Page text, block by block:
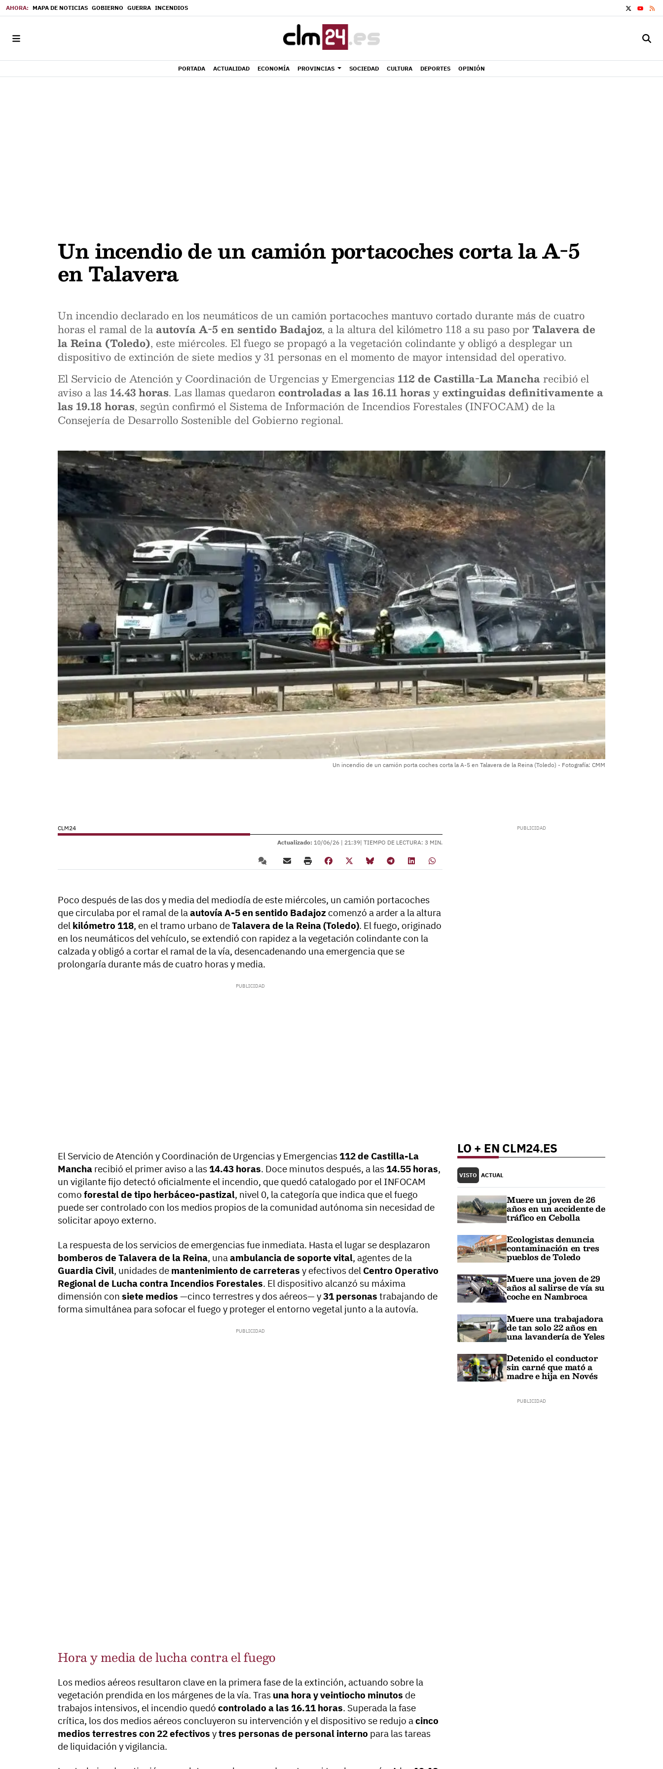
MAPA DE NOTICIAS GOBIERNO GUERRA INCENDIOS
YOUTUBE
PORTADA ACTUALIDAD ECONOMÍA PROVINCIAS SOCIEDAD CULTURA DEPORTES OPINIÓN
Un incendio de un camión portacoches corta la A-5
en Talavera
Un incendio declarado en los neumáticos de un camión portacoches mantuvo cortado durante más de cuatro
horas el ramal de laautovía A-5 en sentido Badajoz, a la altura del kilómetro 118 a su paso porTalavera de
la Reina (Toledo), este miércoles. El fuego se propagó a la vegetación colindante y obligó a desplegar un
dispositivo de extinción de siete medios y 31 personas en el momento de mayor intensidad del operativo.
El Servicio de Atención y Coordinación de Urgencias y Emergencias 112 de Castilla-La Mancharecibió el
aviso a las 14.43 horas. Las llamas quedaroncontroladas a las 16.11 horas yextinguidas definitivamente a
las 19.18 horas, según confirmó el Sistema de Información de Incendios Forestales (INFOCAM) de la
Consejería de Desarrollo Sostenible del Gobierno regional.
Un incendio de un camión porta coches corta la A-5 en Talavera de la Reina (Toledo) - Fotografía: CMM
CLM24
Actualizado: 10/06/26 | 21:39| TIEMPO DE LECTURA: 3 MIN.
Poco después de las dos y media del mediodía de este miércoles, un camión portacoches
que circulaba por el ramal de laautovía A-5 en sentido Badajoz comenzó a arder a la altura
del kilómetro 118, en el tramo urbano deTalavera de la Reina (Toledo). El fuego, originado
en los neumáticos del vehículo, se extendió con rapidez a la vegetación colindante con la
calzada y obligó a cortar el ramal de la vía, desencadenando una emergencia que se
prolongaría durante más de cuatro horas y media.
El Servicio de Atención y Coordinación de Urgencias y Emergencias 112 de Castilla-La
Mancha recibió el primer aviso a las 14.43 horas. Doce minutos después, a las 14.55 horas,
un vigilante fijo detectó oficialmente el incendio, que quedó catalogado por el INFOCAM
como forestal de tipo herbáceo-pastizal, nivel 0, la categoría que indica que el fuego
puede ser controlado con los medios propios de la comunidad autónoma sin necesidad de
solicitar apoyo externo.
La respuesta de los servicios de emergencias fue inmediata. Hasta el lugar se desplazaron
bomberos de Talavera de la Reina, unaambulancia de soporte vital, agentes de la
Guardia Civil, unidades de mantenimiento de carreteras y efectivos del Centro Operativo
Regional de Lucha contra Incendios Forestales. El dispositivo alcanzó su máxima
dimensión con siete medios —cinco terrestres y dos aéreos— y31 personas trabajando de
forma simultánea para sofocar el fuego y proteger el entorno vegetal junto a la autovía.
Hora y media de lucha contra el fuego
Los medios aéreos resultaron clave en la primera fase de la extinción, actuando sobre la
vegetación prendida en los márgenes de la vía. Tras una hora y veintiocho minutos de
trabajos intensivos, el incendio quedó controlado a las 16.11 horas. Superada la fase
crítica, los dos medios aéreos concluyeron su intervención y el dispositivo se redujo acinco
medios terrestres con 22 efectivos ytres personas de personal interno para las tareas
de liquidación y vigilancia.
LO + EN CLM24.ES
VISTO ACTUAL
Muere un joven de 26
años en un accidente de
tráfico en Cebolla
Ecologistas denuncia
contaminación en tres
pueblos de Toledo
Muere una joven de 29
años al salirse de vía su
coche en Nambroca
Muere una trabajadora
de tan solo 22 años en
una lavandería de Yeles
Detenido el conductor
sin carné que mató a
madre e hija en Novés